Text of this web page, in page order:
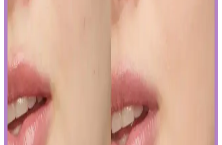
deneyimine kadar birçok alanda devrim yaratıyor. Sürdürülebilirlik
Seçimi ve Uygulama Yöntemleri
Gözaltı kapatıcısı seçimi ve uygulama teknikleriyle doğal görünüm
yakalamak için hafif ürünler ve doğru uygulama yöntemleri
önemlidir. İnce katmanlar ve uygun tonlar ile göz altlarınızda doğal
parlaklık sağlayabilirsiniz.
Ağız Bakımı ve Hijyenin Temel Unsurları: Günlük
Diş Temizliği ve Koruyucu Ürünler